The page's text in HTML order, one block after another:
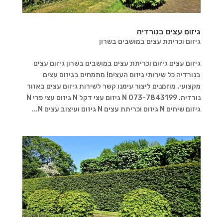
גיזום עצים בנורדיה
גיזום וכריתת עצים במושבים בשרון
גיזום עצים גיזום וכריתת עצים במושבים בשרון גיזום עצים
בנורדיה כל שירותי גיזום העצים! מתמחים בגיזום עצים
מקצועי. מוזמנים ליצור עימנו קשר לשירות גיזום עצים באזור
נורדיה. 073-7843199 N גיזום עצי דקל N גיזום עצי פרי N
גיזום שיחים N גיזום וכריתת עצים N גיזום ועיצוב עצים N...